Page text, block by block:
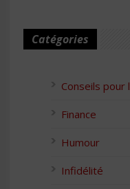
Catégories
Conseils pour
Finance
Humour
Infidélité